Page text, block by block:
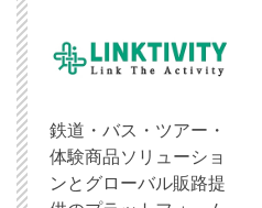
鉄道・バス・ツアー・
体験商品ソリューショ
ンとグローバル販路提